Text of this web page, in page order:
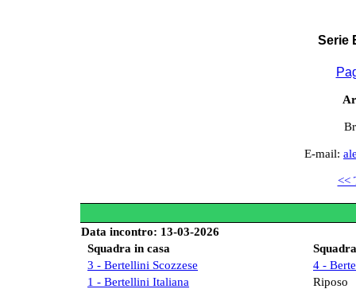
Serie
E-mail:
<<
Data incontro: 13-03-2026
Squadra in casa
3 - Bertellini Scozzese
4 -
1 - Bertellini Italiana
Riposo